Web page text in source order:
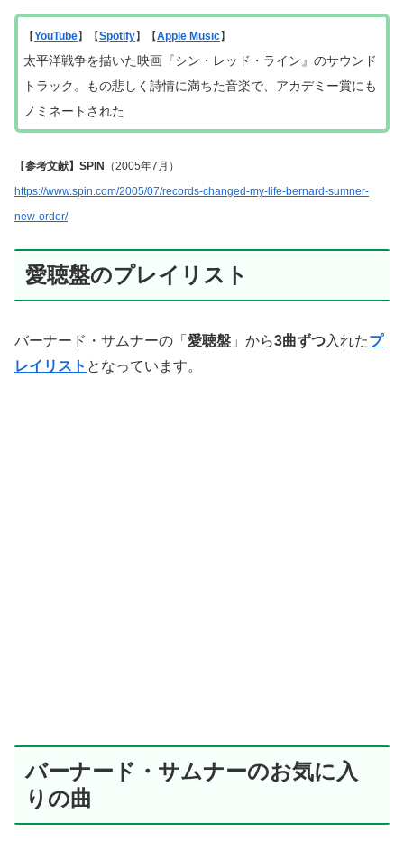
【YouTube】【Spotify】【Apple Music】
太平洋戦争を描いた映画『シン・レッド・ライン』のサウンド
トラック。もの悲しく詩情に満ちた音楽で、アカデミー賞にも
ノミネートされた
【参考文献】SPIN
（2005年7月）
https://www.spin.com/2005/07/records-changed-my-life-bernard-sumner-
new-order/
愛聴盤のプレイリスト
バーナード・サムナーの「 愛聴盤 」から3曲ずつ入れたプ
レイリスト となっています。
バーナード・サムナーのお気に入
りの曲